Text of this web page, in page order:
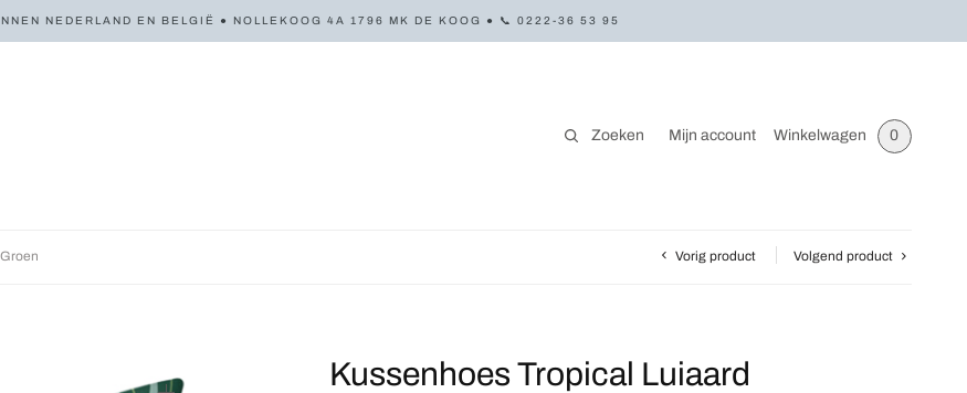
NEDERLAND EN BELGIË ● NOLLEKOOG 4A 1796 MK DE KOOG ● 📞 0222-36 53 95
Zoeken Mijn account Winkelwagen 0
Vorig product Volgend product
Kussenhoes Tropical Luiaard